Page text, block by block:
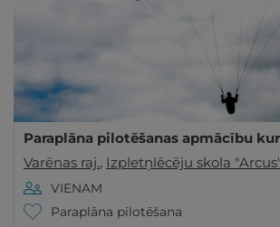
Paraplāna pilotēšanas apmācību
Varēnas raj., Izpletņlēcēju skola
VIENAM
Paraplāna pilotēšana